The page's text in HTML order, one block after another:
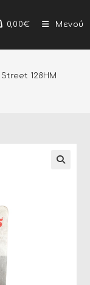
0,00€ Μενού
128HM